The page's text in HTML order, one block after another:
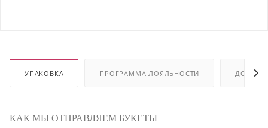
УПАКОВКА ПРОГРАММА ЛОЯЛЬНОСТИ
КАК МЫ ОТПРАВЛЯЕМ БУКЕТЫ